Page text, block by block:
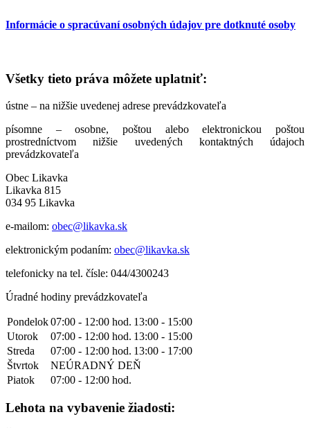
Informácie o spracúvaní osobných údajov pre dotknuté osoby
Všetky tieto práva môžete uplatniť:
ústne – na nižšie uvedenej adrese prevádzkovateľa
písomne – osobne, poštou alebo elektronickou poštou
prostredníctvom nižšie uvedených kontaktných údajoch
prevádzkovateľa
Obec Likavka
Likavka 815
034 95 Likavka
e-mailom: obec@likavka.sk
elektronickým podaním: obec@likavka.sk
telefonicky na tel. čísle: 044/4300243
Úradné hodiny prevádzkovateľa
Pondelok07:00 - 12:00 hod. 13:00 - 15:00
Utorok
07:00 - 12:00 hod. 13:00 - 15:00
Streda
07:00 - 12:00 hod. 13:00 - 17:00
Štvrtok
NEÚRADNÝ DEŇ
Piatok
07:00 - 12:00 hod.
Lehota na vybavenie žiadosti: